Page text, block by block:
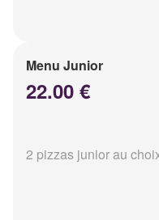
Menu Junior
22.00 €
2 pizzas junior au